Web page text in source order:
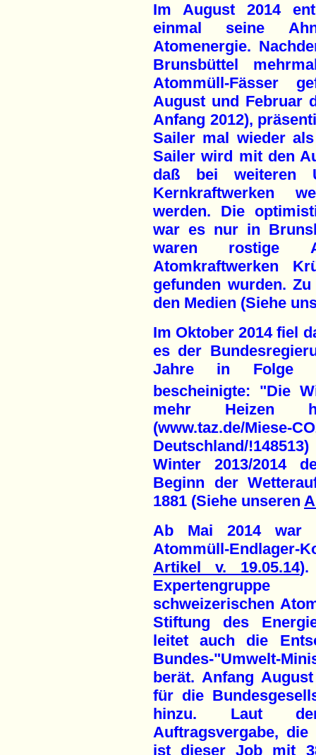
Im August 2014
einmal seine
Atomenergie.
Brunsbüttel
Atommüll-Fässer
August und Februar
Anfang 2012),
Sailer mal wieder
Sailer wird mit den
daß bei weiteren
Kernkraftwerken
werden. Die
war es nur in
waren rostige
Atomkraftwerken
gefunden wurden.
den Medien (Siehe
Im Oktober 2014 fiel
es der
Jahre in Folge
bescheinigte: "Die
mehr Heizen
(www.taz.de/Miese-
Deutschland/
Winter 2013/2014
Beginn der
1881 (Siehe unseren
Ab Mai 2014 war
Atommüll-
Artikel v. 19.05.14
schweizerischen
Stiftung des
leitet auch die
Bundes-"Umwelt-
berät. Anfang
für die
hinzu. Laut der
Auftragsvergabe,
ist dieser Job mit